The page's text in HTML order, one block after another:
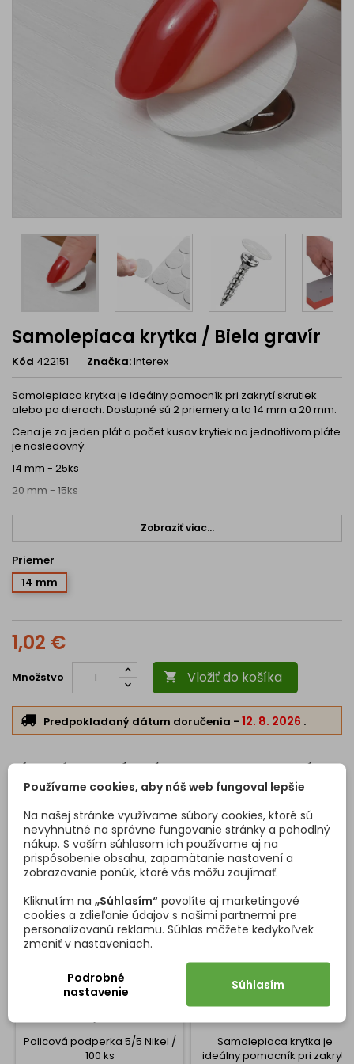
Samolepiaca krytka / Biela gravír
Kód 422151 Značka:Interex
Samolepiaca krytka je ideálny pomocník pri zakrytí skrutiek
alebo po dierach. Dostupné sú 2 priemery a to 14 mm a 20 mm.
Cena je za jeden plát a počet kusov krytiek na jednotlivom pláte
je nasledovný:
14 mm - 25ks
20 mm - 15ks
Uvedená krytka je kompatibilná s bielymi gravírovanými
dekormi. Úplná zhoda s dekorom materiálu sa nedá garantovať
a farba je len približná.
Zobraziť viac...
Priemer
14 mm
1,02 €
Množstvo  Vložiť do košíka
Predpokladaný dátum doručenia - 12. 8. 2026 .
ZÁKAZNÍCI, KTORÍ SI KÚPILI TENTO PRODUKT, KÚPILI
TIEŽ:
Policová podperka 5/5 Nikel /
100 ks
SAMOLEPIACA KRYTKA /
Samolepiaca krytka je
ideálny pomocník pri zakrytí
Používame cookies, aby náš web fungoval lepšie
Na našej stránke využívame súbory cookies, ktoré sú
nevyhnutné na správne fungovanie stránky a pohodlný
nákup. S vaším súhlasom ich používame aj na
prispôsobenie obsahu, zapamätanie nastavení a
zobrazovanie ponúk, ktoré vás môžu zaujímať.
Kliknutím na „Súhlasím“ povolíte aj marketingové
cookies a zdieľanie údajov s našimi partnermi pre
personalizovanú reklamu. Súhlas môžete kedykoľvek
zmeniť v nastaveniach.
Podrobné
nastavenie
Súhlasím